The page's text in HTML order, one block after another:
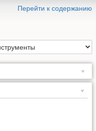
Перейти к содержанию